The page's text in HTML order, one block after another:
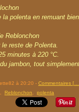
la polenta en remuant
Reblonchon
reste de Polenta.
minutes à 220 °C.
jambon, tout
à 20:20 - Commentaires [
Reblonchon polenta